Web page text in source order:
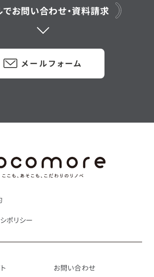
でお問い合わせ・資料請求
メールフォーム
ポリシー
お問い合わせ